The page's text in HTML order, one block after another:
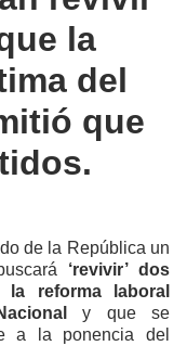
la
del
que
de la República un
‘revivir’ dos
reforma laboral
y que se
a la ponencia del